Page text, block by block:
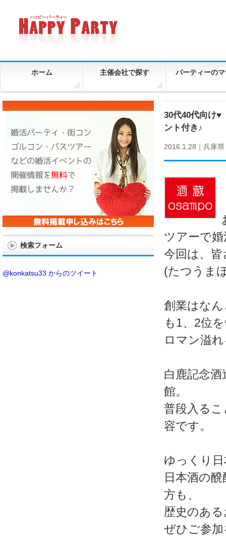
ホーム 主催会社で探す パーティーの
30代40代向け♥
ント付き♪
2016.1.28｜ 兵庫県
ツアーで
今回は、
(たつうま
創業はな
も1、2位
ロマン溢
白鹿記念
館。
普段入る
容です。
ゆっくり
日本酒の
方も、
歴史のあ
ぜひご参加
検索フォーム
@konkatsu33 からのツイート